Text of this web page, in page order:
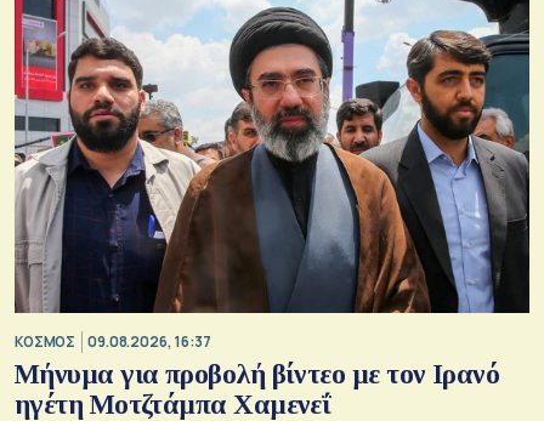
ΚΟΣΜΟΣ 09.08.2026, 16:37
Μήνυμα για προβολή βίντεο με τον Ιρανό
ηγέτη Μοτζτάμπα Χαμενεΐ